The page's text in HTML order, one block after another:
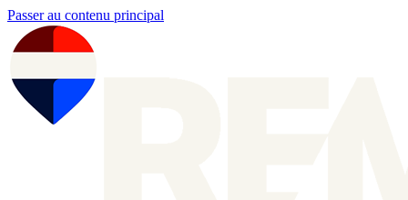
Passer au contenu principal